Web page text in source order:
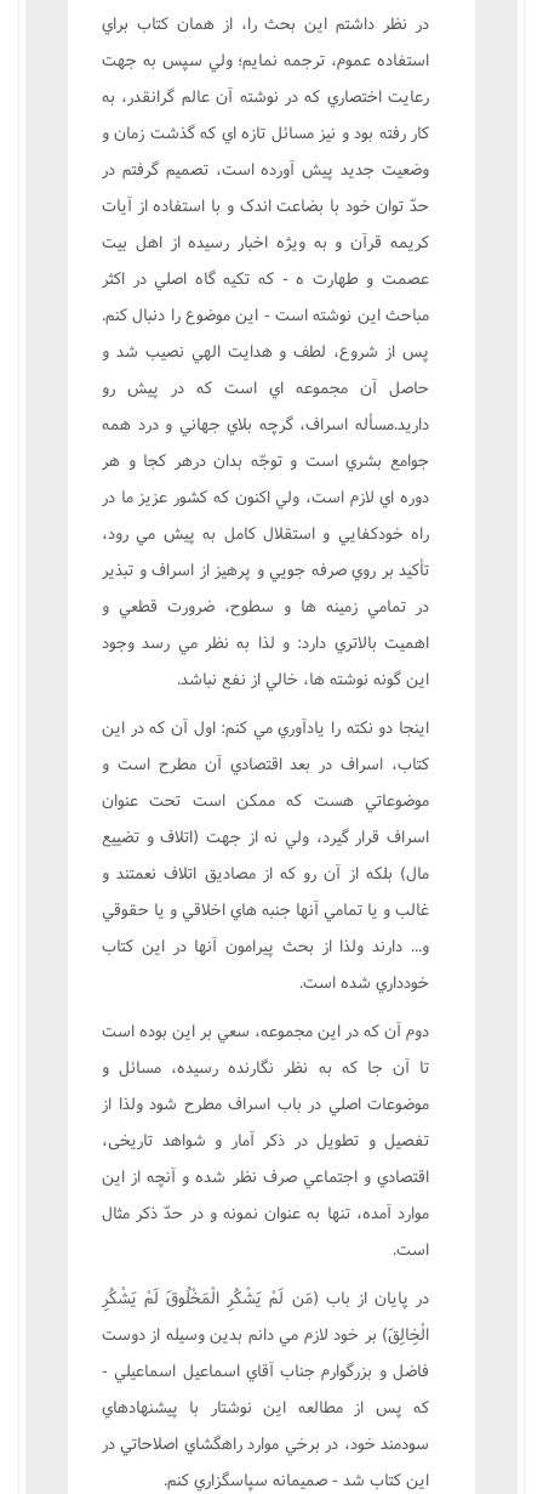
در نظر داشتم اين بحث را، از همان کتاب براي
استفاده عموم، ترجمه نمايم؛ ولي سپس به جهت
رعايت اختصاري که در نوشته آن عالم گرانقدر، به
کار رفته بود و نيز مسائل تازه اي که گذشت زمان و
وضعيت جديد پيش آورده است، تصميم گرفتم در
حدّ توان خود با بضاعت اندک و با استفاده از آيات
کريمه قرآن و به ويژه اخبار رسيده از اهل بيت
عصمت و طهارت ه - که تکيه گاه اصلي در اکثر
مباحث اين نوشته است - اين موضوع را دنبال کنم.
پس از شروع، لطف و هدايت الهي نصيب شد و
حاصل آن مجموعه اي است که در پيش رو
داريد.مسأله اسراف، گرچه بلاي جهاني و درد همه
جوامع بشري است و توجّه بدان درهر کجا و هر
دوره اي لازم است، ولي اکنون که کشور عزيز ما در
راه خودکفايي و استقلال کامل به پيش مي رود،
تأکيد بر روي صرفه جويي و پرهيز از اسراف و تبذير
در تمامي زمينه ها و سطوح، ضرورت قطعي و
اهميت بالاتري دارد: و لذا به نظر مي رسد وجود
اين گونه نوشته ها، خالي از نفع نباشد.
اينجا دو نکته را يادآوري مي کنم: اول آن که در اين
کتاب، اسراف در بعد اقتصادي آن مطرح است و
موضوعاتي هست که ممکن است تحت عنوان
اسراف قرار گيرد، ولي نه از جهت (اتلاف و تضييع
مال) بلکه از آن رو که از مصاديق اتلاف نعمتند و
غالب و يا تمامي آنها جنبه هاي اخلاقي و يا حقوقي
و... دارند ولذا از بحث پيرامون آنها در اين کتاب
خودداري شده است.
دوم آن که در اين مجموعه، سعي بر اين بوده است
تا آن جا که به نظر نگارنده رسيده، مسائل و
موضوعات اصلي در باب اسراف مطرح شود ولذا از
تفصيل و تطويل در ذکر آمار و شواهد تاريخى،
اقتصادي و اجتماعي صرف نظر شده و آنچه از اين
موارد آمده، تنها به عنوان نمونه و در حدّ ذکر مثال
است.
در پايان از باب (مَن لَمْ يَشْکُرِ الْمَخْلُوقَ لَمْ يَشْکُرِ
الْخِالِقَ) بر خود لازم مي دانم بدين وسيله از دوست
فاضل و بزرگوارم جناب آقاي اسماعيل اسماعيلي -
که پس از مطالعه اين نوشتار با پيشنهادهاي
سودمند خود، در برخي موارد راهگشاي اصلاحاتي در
اين کتاب شد - صميمانه سپاسگزاري کنم.